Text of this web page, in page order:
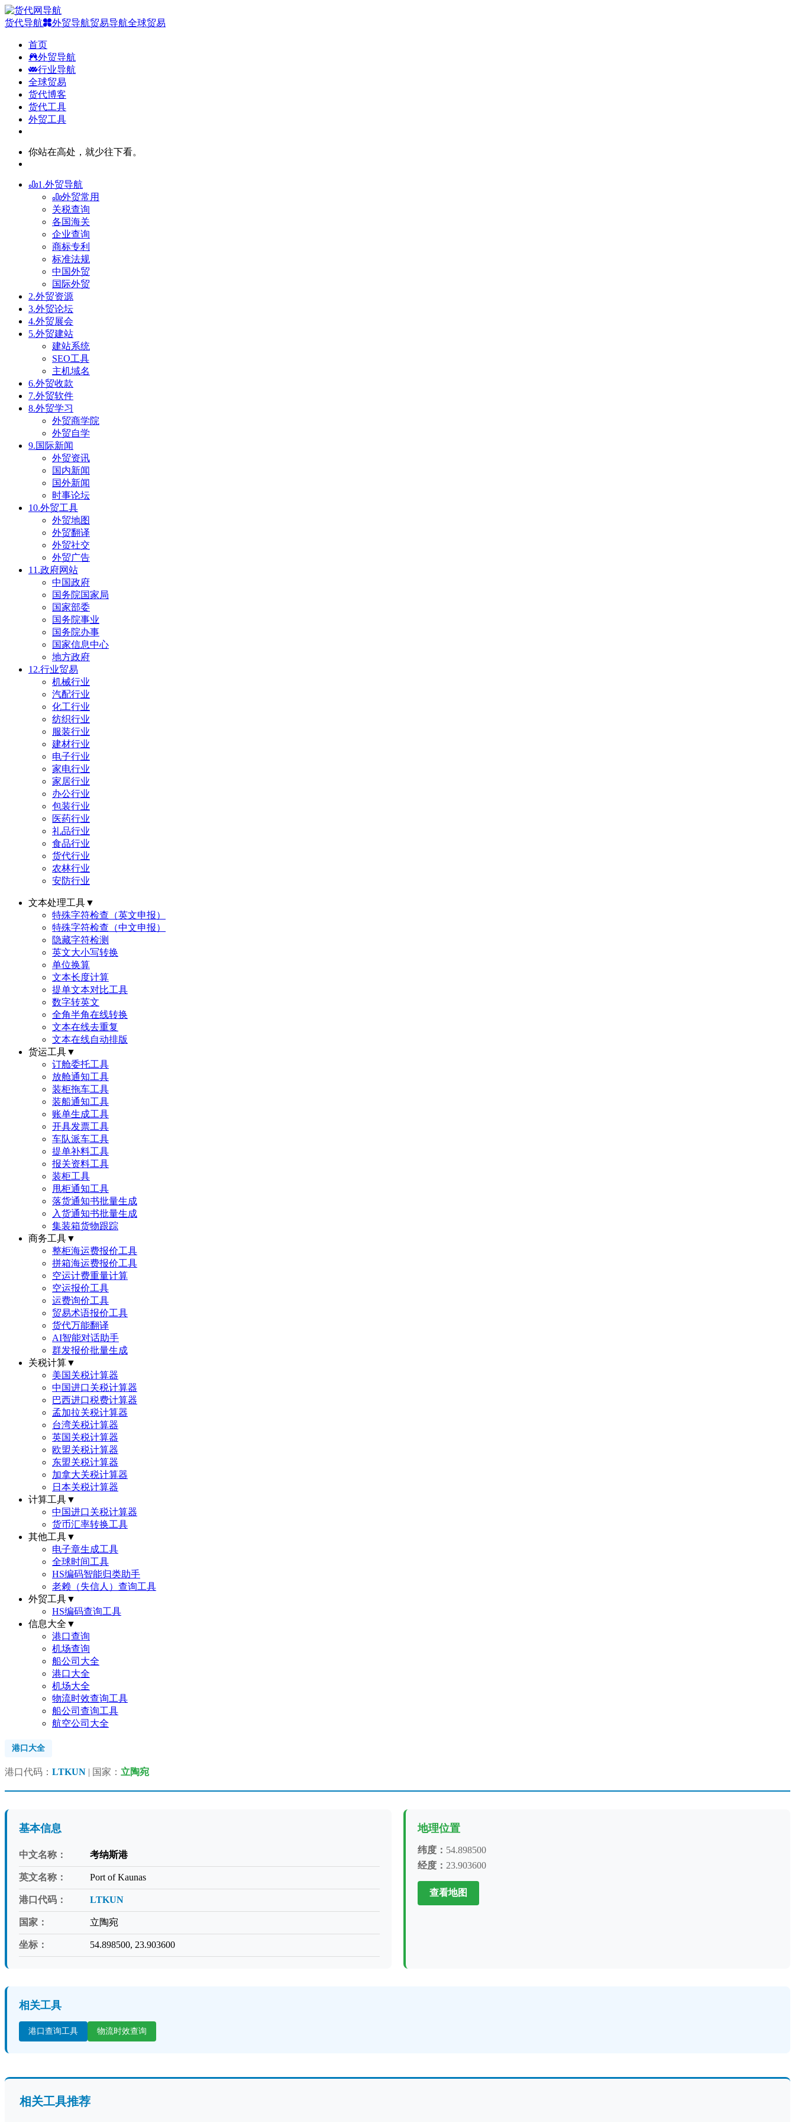
货代导航 外贸导航贸易导航全球贸易
首页
外贸导航
行业导航
全球贸易
货代博客
货代工具
外贸工具
你站在高处，就少往下看。
1.外贸导航
外贸常用
关税查询
各国海关
企业查询
商标专利
标准法规
中国外贸
国际外贸
2.外贸资源
3.外贸论坛
4.外贸展会
5.外贸建站
建站系统
SEO工具
主机域名
6.外贸收款
7.外贸软件
8.外贸学习
外贸商学院
外贸自学
9.国际新闻
外贸资讯
国内新闻
国外新闻
时事论坛
10.外贸工具
外贸地图
外贸翻译
外贸社交
外贸广告
11.政府网站
中国政府
国务院国家局
国家部委
国务院事业
国务院办事
国家信息中心
地方政府
12.行业贸易
机械行业
汽配行业
化工行业
纺织行业
服装行业
建材行业
电子行业
家电行业
家居行业
办公行业
包装行业
医药行业
礼品行业
食品行业
货代行业
农林行业
安防行业
文本处理工具▼
特殊字符检查（英文申报）
特殊字符检查（中文申报）
隐藏字符检测
英文大小写转换
单位换算
文本长度计算
提单文本对比工具
数字转英文
全角半角在线转换
文本在线去重复
文本在线自动排版
货运工具▼
订舱委托工具
放舱通知工具
装柜拖车工具
装船通知工具
账单生成工具
开具发票工具
车队派车工具
提单补料工具
报关资料工具
装柜工具
甩柜通知工具
落货通知书批量生成
入货通知书批量生成
集装箱货物跟踪
商务工具▼
整柜海运费报价工具
拼箱海运费报价工具
空运计费重量计算
空运报价工具
运费询价工具
贸易术语报价工具
货代万能翻译
AI智能对话助手
群发报价批量生成
关税计算▼
美国关税计算器
中国进口关税计算器
巴西进口税费计算器
孟加拉关税计算器
台湾关税计算器
英国关税计算器
欧盟关税计算器
东盟关税计算器
加拿大关税计算器
日本关税计算器
计算工具▼
中国进口关税计算器
货币汇率转换工具
其他工具▼
电子章生成工具
全球时间工具
HS编码智能归类助手
老赖（失信人）查询工具
外贸工具▼
HS编码查询工具
信息大全 ▼
港口查询
机场查询
船公司大全
港口大全
机场大全
物流时效查询工具
船公司查询工具
航空公司大全
港口大全
港口代码： LTKUN | 国家： 立陶宛
基本信息
中文名称： 考纳斯港
英文名称： Port of Kaunas
港口代码： LTKUN
国家： 立陶宛
坐标： 54.898500, 23.903600
地理位置
纬度： 54.898500
经度： 23.903600
查看地图
相关工具
港口查询工具 物流时效查询
相关工具推荐